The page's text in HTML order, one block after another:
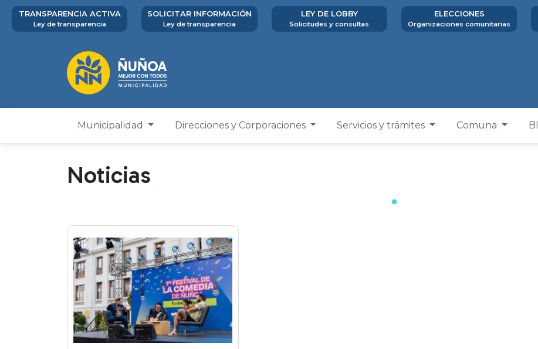
TRANSPARENCIA ACTIVA
Ley de transparencia
SOLICITAR INFORMACIÓN
Ley de transparencia
LEY DE LOBBY
Solicitudes y consultas
ELECCIONES
Organizaciones comunitarias
Municipalidad Direcciones y Corporaciones Servicios y trámites Comuna
Noticias